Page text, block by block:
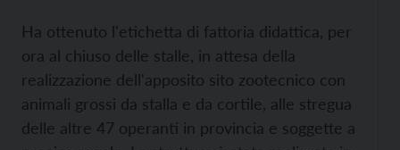
Ha ottenuto l'etichetta di fattoria didattica, per
ora al chiuso delle stalle, in attesa della
realizzazione dell'apposito sito zootecnico con
animali grossi da stalla e da cortile, alle stregua
delle altre 47 operanti in provincia e soggette a